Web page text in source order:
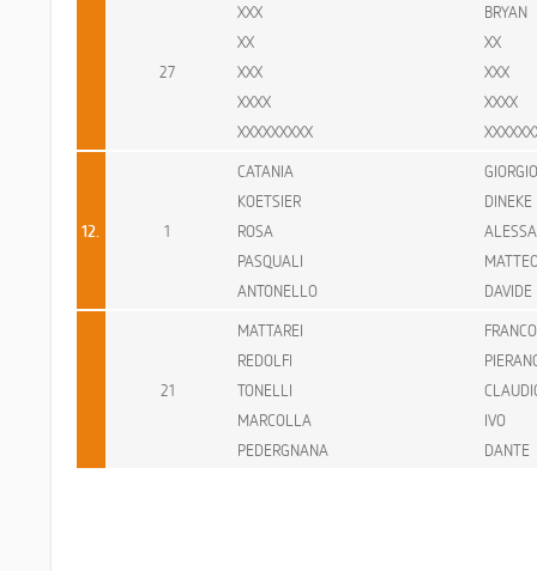
27
XXX
BRYAN
XX
XX
XXX
XXX
XXXX
XXXX
XXXXXXXXX
12. 1
CATANIA
KOETSIER
ROSA
PASQUALI
ANTONELLO
DAVIDE
21
MATTAREI
FRANCO
REDOLFI
TONELLI
MARCOLLA
IVO
PEDERGNANA
DANTE